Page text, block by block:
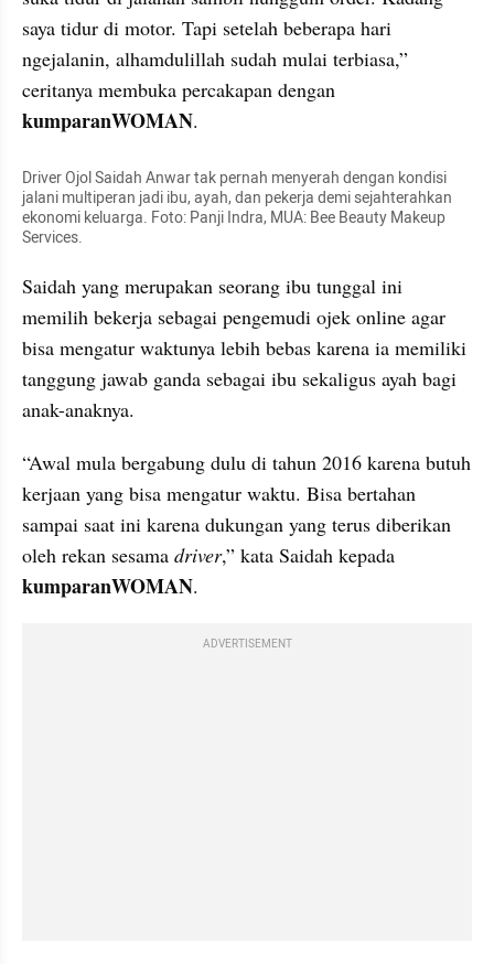
saya tidur di motor. Tapi setelah beberapa hari
ngejalanin, alhamdulillah sudah mulai terbiasa,”
kumparanWOMAN.
Driver Ojol Saidah Anwar tak pernah menyerah dengan kondisi
jalani multiperan jadi ibu, ayah, dan pekerja demi sejahterahkan
ekonomi keluarga. Foto: Panji Indra, MUA: Bee Beauty Makeup
Services.
Saidah yang merupakan seorang ibu tunggal ini
memilih bekerja sebagai pengemudi ojek online agar
bisa mengatur waktunya lebih bebas karena ia memiliki
tanggung jawab ganda sebagai ibu sekaligus ayah bagi
anak-anaknya.
“Awal mula bergabung dulu di tahun 2016 karena butuh
kerjaan yang bisa mengatur waktu. Bisa bertahan
sampai saat ini karena dukungan yang terus diberikan
oleh rekan sesama driver
kumparanWOMAN.
ADVERTISEMENT